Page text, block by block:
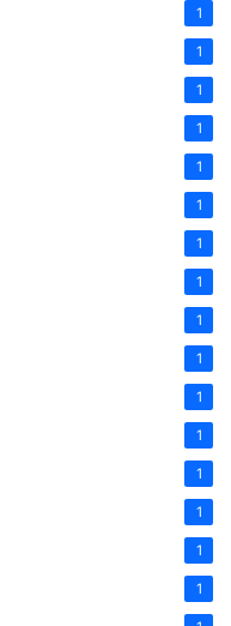
1
1
1
1
1
1
1
1
1
1
1
1
1
1
1
1